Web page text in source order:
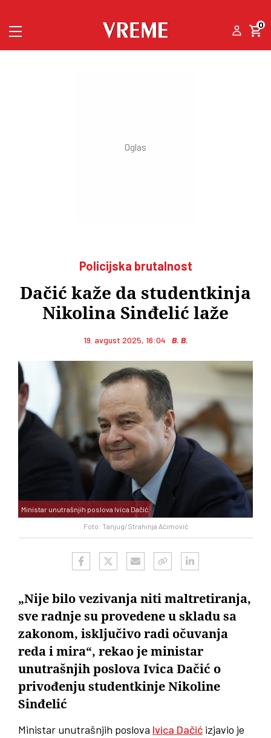
0
Policijska brutalnost
Dačić kaže da studentkinja
Nikolina Sinđelić laže
19. avgust 2025, 16:04 B. B.
Foto: Tanjug/Strahinja Aćimović
Ministar unutrašnjih poslova Ivica Dačić
„Nije bilo vezivanja niti maltretiranja,
sve radnje su provedene u skladu sa
zakonom, isključivo radi očuvanja
reda i mira“, rekao je ministar
unutrašnjih poslova Ivica Dačić o
privođenju studentkinje Nikoline
Sinđelić
Ministar unutrašnjih poslova Ivica Dačić izjavio je